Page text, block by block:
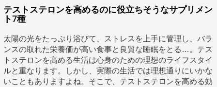
テストステロンを高めるのに役立ちそうなサプリメン
ト7種
太陽の光をたっぷり浴びて、ストレスを上手に管理し、バラ
ンスの取れた栄養価が高い食事と良質な睡眠をとる…。テス
トステロンを高める生活は心身のための理想のライフスタイ
ルと重なります。しかし、実際の生活では理想通りにいかな
いこともありますよね。そこで、テストステロンを高める効